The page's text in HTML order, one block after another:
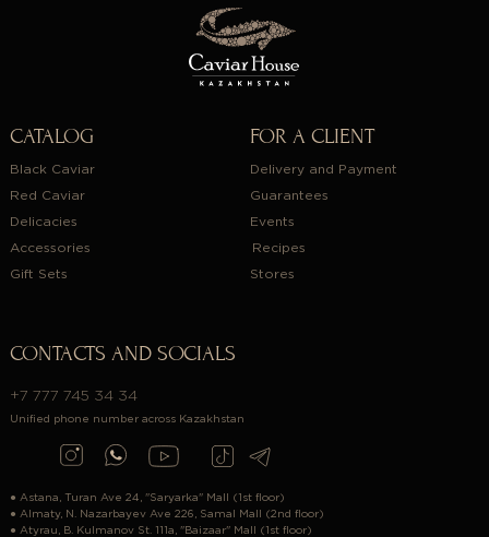
CATALOG FOR A CLIENT
CONTACTS AND SOCIALS
Black Caviar
+7 777 745 34 34
Delivery and Payment
Guarantees
Red Caviar
Unified phone number across Kazakhstan
Delicacies
Events
Accessories
Recipes
Gift Sets
Stores
● Astana, Turan Ave 24, "Saryarka" Mall (1st floor)
● Almaty, N. Nazarbayev Ave 226, Samal Mall (2nd floor)
● Atyrau, B. Kulmanov St. 111a, "Baizaar" Mall (1st floor)